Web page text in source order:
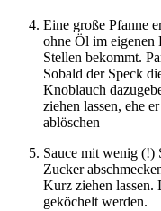
Eine große Pfanne
ohne Öl im eigenen
Stellen bekommt.
Sobald der Speck
Knoblauch
ziehen lassen, ehe
ablöschen
Sauce mit wenig (!)
Zucker
Kurz ziehen lassen.
geköchelt werden.